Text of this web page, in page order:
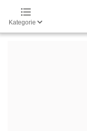
Kategorie